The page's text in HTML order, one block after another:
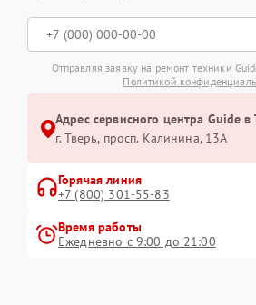
Отправляя заявку на ремонт техники
Политикой
Адрес сервисного центра Guide в
г. Тверь, просп. Калинина, 13А
Горячая линия
+7 (800) 301-55-83
Время работы
Ежедневно с 9:00 до 21:00